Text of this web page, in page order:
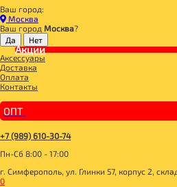
Ваш город:
Москва
Ваш город Москва?
Акции
Аксессуары
Доставка
Оплата
Контакты
ОПТ
+7 (989) 610-30-74
Пн-Сб 8:00 - 17:00
г. Симферополь, ул. Глинки 57, корпус 2,
0
Главная
СПОРТИВНОЕ ПИТАНИЕ
ВИТАМИНЫ И МИНЕРАЛЫ
Ultra Women's Multivitamin Formula 90caps,
Ultra Women's
Multivitamin
90caps, VPLAB